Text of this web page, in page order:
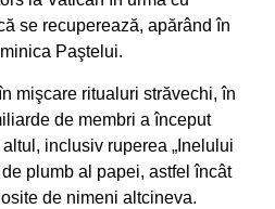
se recuperează, apărând în
Paştelui.
mişcare ritualuri străvechi, în
de membri a început
inclusiv ruperea „Inelului
plumb al papei, astfel încât
de nimeni altcineva.